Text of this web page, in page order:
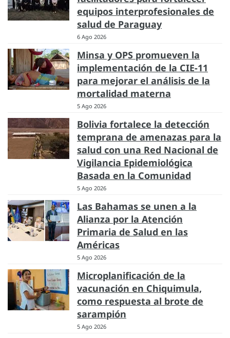
equipos interprofesionales de
salud de Paraguay
6 Ago 2026
Minsa y OPS promueven la
implementación de la CIE-11
para mejorar el análisis de la
mortalidad materna
5 Ago 2026
Bolivia fortalece la detección
temprana de amenazas para la
salud con una Red Nacional de
Vigilancia Epidemiológica
Basada en la Comunidad
5 Ago 2026
Las Bahamas se unen a la
Alianza por la Atención
Primaria de Salud en las
Américas
5 Ago 2026
Microplanificación de la
vacunación en Chiquimula,
como respuesta al brote de
sarampión
5 Ago 2026